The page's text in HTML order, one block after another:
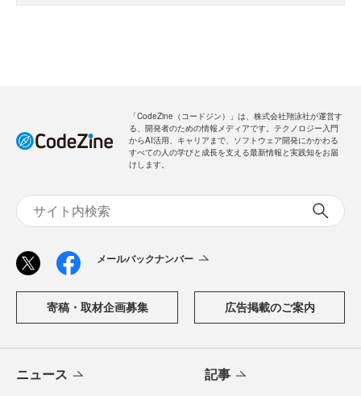
「CodeZine（コードジン）」は、株式会社翔泳社が運営す
る、開発者のための情報メディアです。テクノロジー入門
からAI活用、キャリアまで、ソフトウェア開発にかかわる
すべての人の学びと成長を支える最新情報と実践知をお届
けします。
メールバックナンバー
寄稿・取材企画募集 広告掲載のご案内
ニュース 記事